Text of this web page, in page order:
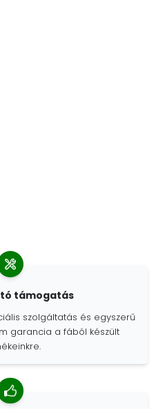
támogatás
szolgáltatás és egyszerű
garancia a fából készült